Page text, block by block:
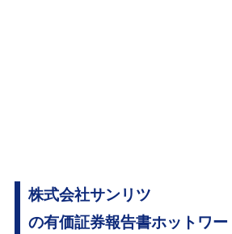
株式会社サンリツ
の有価証券報告書ホットワ